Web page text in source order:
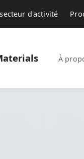
d'activité
À